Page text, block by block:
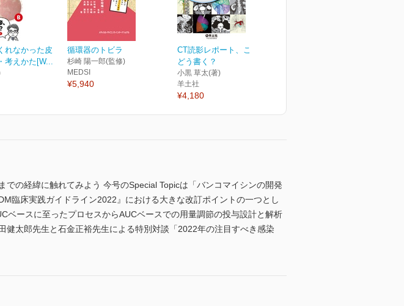
れなかった皮
考えかた[W...
循環器のトビラ
杉崎 陽一郎(監修)
MEDSI
¥5,940
CT読影レポート、この画像
どう書く？
小黒 草太(著)
羊土社
¥4,180
での経緯に触れてみよう 今号のSpecial Topicは「バンコマイシンの開発
臨床実践ガイドライン2022』における大きな改訂ポイントの一つとし
ベースに至ったプロセスからAUCベースでの用量調節の投与設計と解析
太郎先生と石金正裕先生による特別対談「2022年の注目すべき感染